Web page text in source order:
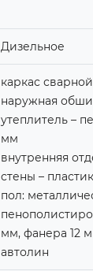
Дизельное
каркас сварной
наружная
утеплитель –
мм
внутренняя
стены – пластик
пол:
мм, фанера 12
автолин